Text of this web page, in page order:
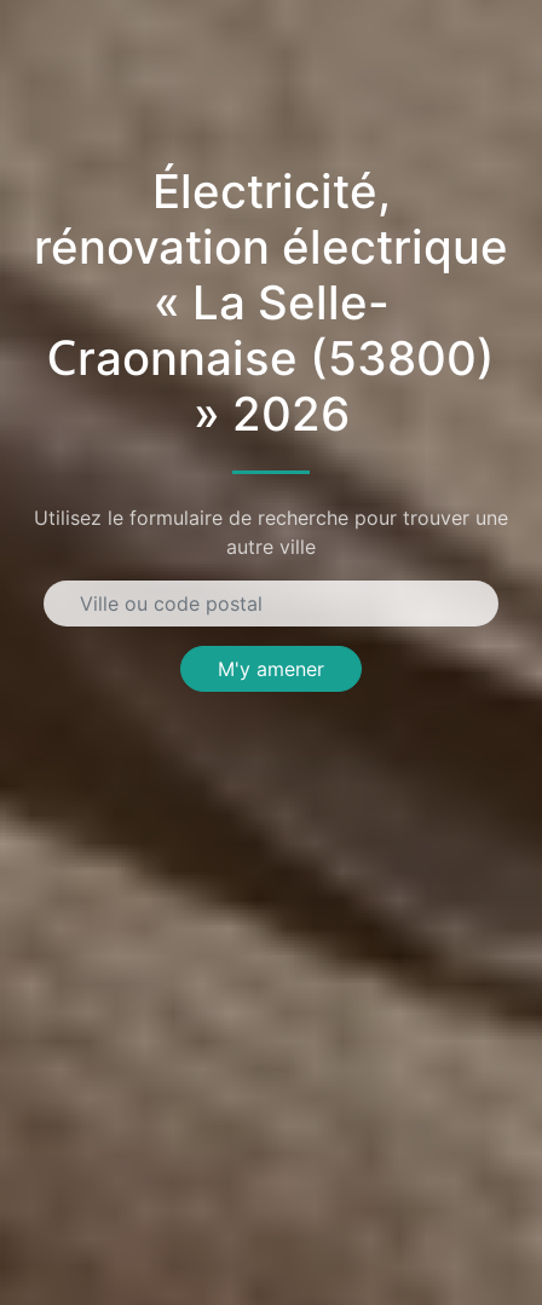
Électricité,
rénovation électrique
« La Selle-
Craonnaise (53800)
» 2026
Utilisez le formulaire de recherche pour trouver une
autre ville
M'y amener